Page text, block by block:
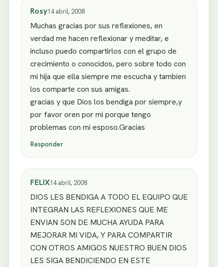
Rosy14 abril, 2008
Muchas gracias por sus reflexiones, en
verdad me hacen reflexionar y meditar, e
incluso puedo compartirlos con el grupo de
crecimiento o conocidos, pero sobre todo con
mi hija que ella siempre me escucha y tambien
los comparte con sus amigas.
gracias y que Dios los bendiga por siempre,y
por favor oren por mi porque tengo
problemas con mi esposo.Gracias
Responder
FELIX14 abril, 2008
DIOS LES BENDIGA A TODO EL EQUIPO QUE
INTEGRAN LAS REFLEXIONES QUE ME
ENVIAN SON DE MUCHA AYUDA PARA
MEJORAR MI VIDA, Y PARA COMPARTIR
CON OTROS AMIGOS NUESTRO BUEN DIOS
LES SIGA BENDICIENDO EN ESTE